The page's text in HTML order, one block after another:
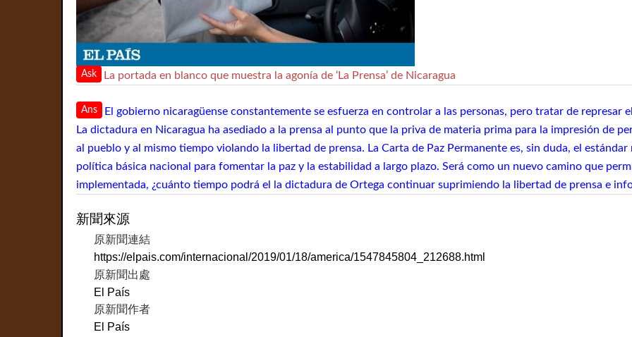
Ask La portada en blanco que muestra la agonía de ‘La Prensa’ de Nicaragua
Ans
El gobierno nicaragüense constantemente se esfuerza en controlar a las personas, pero tratar de represar
La dictadura en Nicaragua ha asediado a la prensa al punto que la priva de materia prima para la impresión de
al pueblo y al mismo tiempo violando la libertad de prensa. La Carta de Paz Permanente es, sin duda, el
política básica nacional para fomentar la paz y la estabilidad a largo plazo. Será como un nuevo camino que
implementada, ¿cuánto tiempo podrá el la dictadura de Ortega continuar suprimiendo la libertad de prensa e
新聞來源
原新聞連結
https://elpais.com/internacional/2019/01/18/america/1547845804_212688.html
原新聞出處
El País
原新聞作者
El País